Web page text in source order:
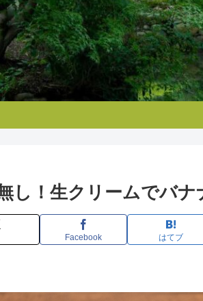
し！生クリームでバナ
Facebook はてブ